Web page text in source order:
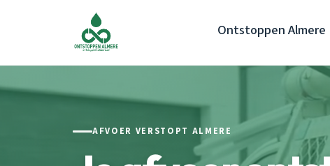
Ontstoppen Almere
AFVOER VERSTOPT ALMERE